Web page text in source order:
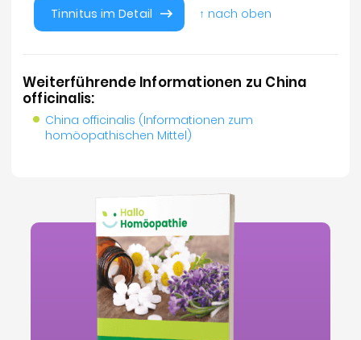
Tinnitus im Detail ↑ nach oben
Weiterführende Informationen zu China
officinalis:
China officinalis (Informationen zum
homöopathischen Mittel)